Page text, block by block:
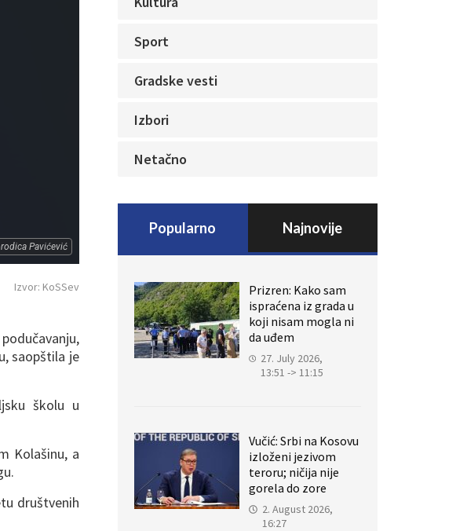
Pavićević
Izvor: KoSSev
saopštila je
školu u
Kolašinu, a
društvenih
Sport
Gradske vesti
Izbori
Netačno
Popularno Najnovije
Prizren: Kako sam
ispraćena iz grada u
koji nisam mogla ni
da uđem
27. July 2026,
13:51 -> 11:15
Vučić: Srbi na Kosovu
izloženi jezivom
teroru; ničija nije
gorela do zore
2. August 2026,
16:27